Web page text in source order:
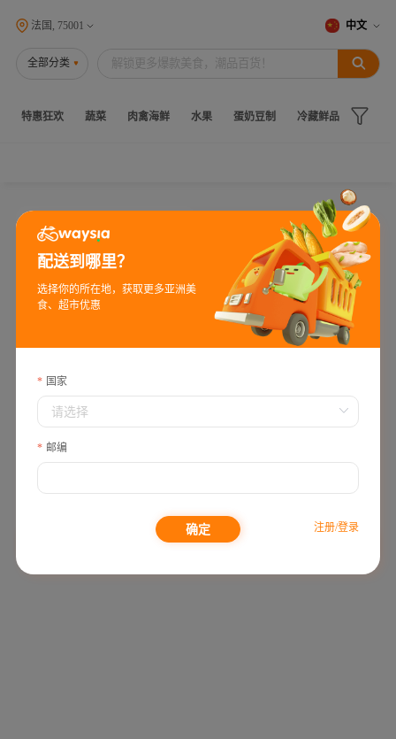
法国, 75001 中文
全部分类
特惠狂欢 蔬菜 肉禽海鲜 水果 蛋奶豆制 冷藏鲜品 冻品
-32%
抹式面膜 170g
€24,99
€16,99
🎉狂欢加场0.1€起
配送到哪里？
选择你的所在地，获取更多亚洲美
食、超市优惠
国家
邮编
确定 注册/登录